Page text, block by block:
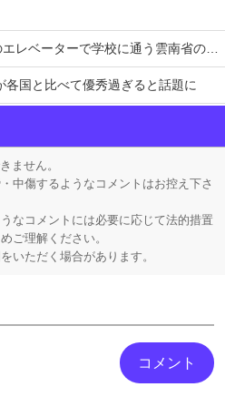
に通う雲南省の山地の子供たち 通学時間 3時間→30分に短縮
各国と比べて優秀過ぎると話題に
でとタイプ違いそうだけど大丈夫なん・・・」←これ
ってる」埋もれてる曲を救いたい歌ってみた企画と視聴者に対するSNS投稿が大荒れ
ません。
中傷するようなコメントはお控え下さ
なコメントには必要に応じて法的措置
ご理解ください。
いただく場合があります。